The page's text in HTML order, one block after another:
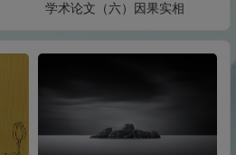
学术论文（六）因果实相